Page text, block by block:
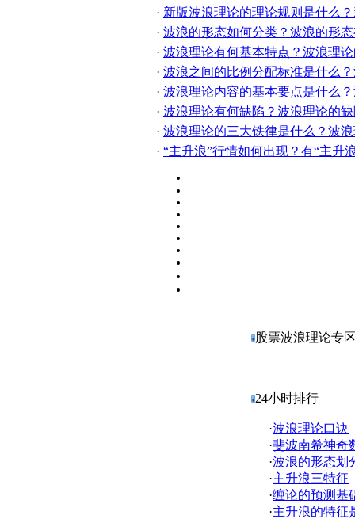
· 新版波浪理论的理论规则是什么
· 波浪的形态如何分类？波浪的形
· 波浪理论有何基本特点？波浪理
· 波浪之间的比例分配标准是什么
· 波浪理论内容的基本要点是什么
· 波浪理论有何缺陷？波浪理论的
· 波浪理论的三大铁律是什么？波
· “主升浪”行情如何出现？有“主升
股票波浪理论专
24小时排行
·波浪理论口诀
·斐波南希神奇
·波浪的形态划
·主升浪三特征
·缠论的预测基
·主升浪的特征